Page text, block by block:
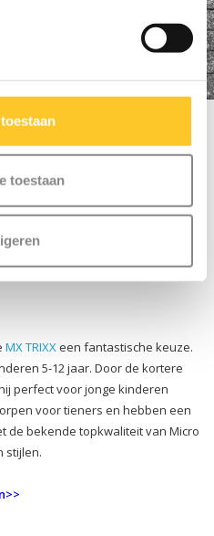
toestaan
ontwerpen door enkele van 's
gebouwd met de Zwitserse
die je van Micro step gewend
MX TRIXXeen fantastische keuze.
5-12 jaar. Door de kortere
perfect voor jonge kinderen
voor tieners en hebben een
de bekende topkwaliteit van Micro
stijlen.